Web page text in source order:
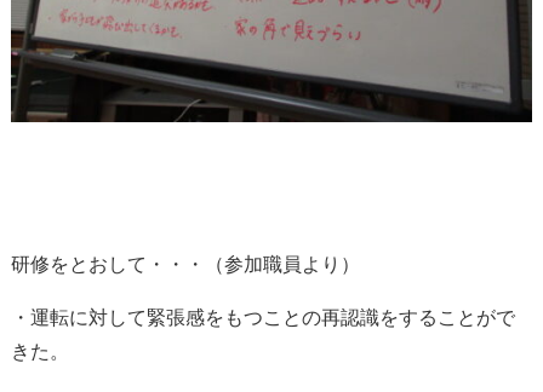
研修をとおして・・・（参加職員より）
・運転に対して緊張感をもつことの再認識をすることがで
きた。